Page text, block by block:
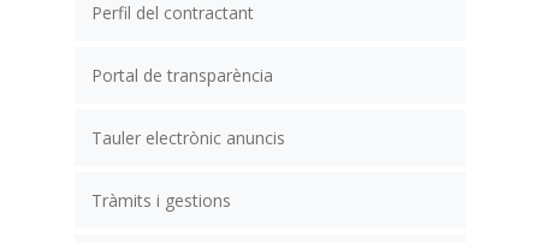
Perfil del contractant
Portal de transparència
Tauler electrònic anuncis
Tràmits i gestions